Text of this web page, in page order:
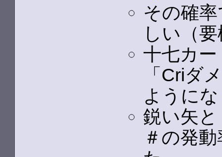
その確
しい（
十七カ
「Criダ
ように
鋭い矢
＃の発